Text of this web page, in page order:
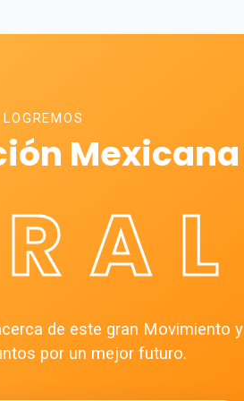
LOGREMOS
Mexicana
de este gran Movimiento y
por un mejor futuro.